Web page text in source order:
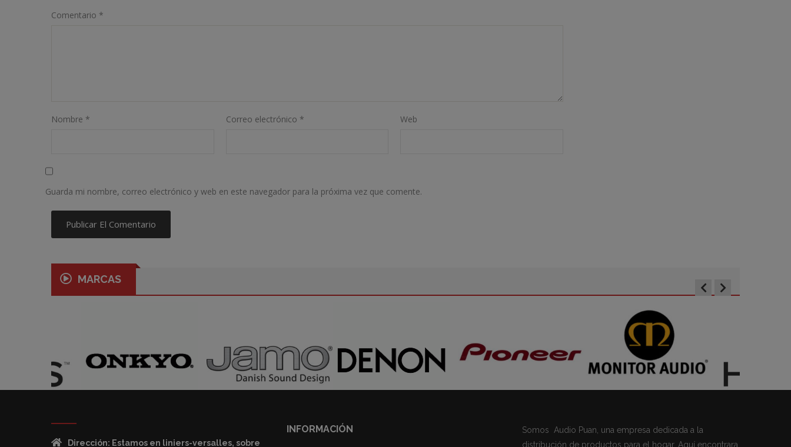
Comentario *
Nombre * Correo electrónico * Web
Guarda mi nombre, correo electrónico y web en este navegador para la próxima vez que comente.
MARCAS
Dirección: Estamos en liniers-versalles, sobre
INFORMACIÓN
Somos Audio Puan, una empresa dedicada a la
distribución de productos para el hogar. Aquí encontrara